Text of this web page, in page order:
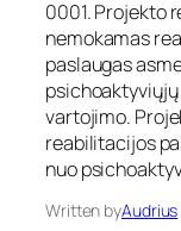
o
i
r
s
o
c
i
a
i
v
e
n
t
i
?
i
c
h
o
l
o
g
i
n
0001. Projekto
nemokamas
paslaugas
vartojimo.
reabilitacijos
nuo
Written byAudrius